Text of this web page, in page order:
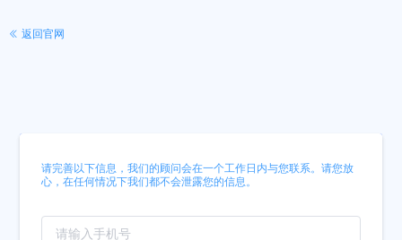
返回官网
请完善以下信息，我们的顾问会在一个工作日内与您联系。请您放
心，在任何情况下我们都不会泄露您的信息。